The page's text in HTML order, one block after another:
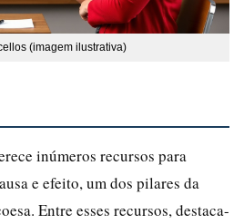
(imagem ilustrativa)
inúmeros recursos para
e efeito, um dos pilares da
Entre esses recursos, destaca-